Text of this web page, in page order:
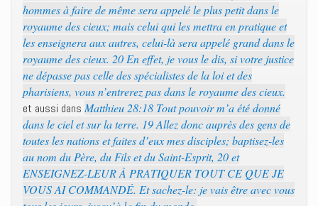
hommes à faire de même sera appelé le plus petit dans le
royaume des cieux; mais celui qui les mettra en pratique et
les enseignera aux autres, celui-là sera appelé grand dans le
royaume des cieux. 20 En effet, je vous le dis, si votre justice
ne dépasse pas celle des spécialistes de la loi et des
pharisiens, vous n’entrerez pas dans le royaume des cieux.
et aussi dans Matthieu 28:18 Tout pouvoir m’a été donné
dans le ciel et sur la terre. 19 Allez donc auprès des gens de
toutes les nations et faites d’eux mes disciples; baptisez-les
au nom du Père, du Fils et du Saint-Esprit, 20 et
ENSEIGNEZ-LEUR À PRATIQUER TOUT CE QUE JE
VOUS AI COMMANDÉ. Et sachez-le: je vais être avec vous